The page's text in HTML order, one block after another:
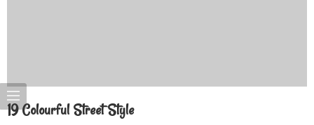
19 Colourful Street Style